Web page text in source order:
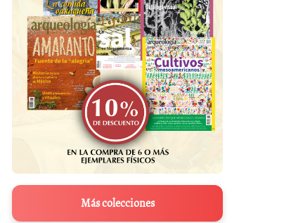
Más colecciones